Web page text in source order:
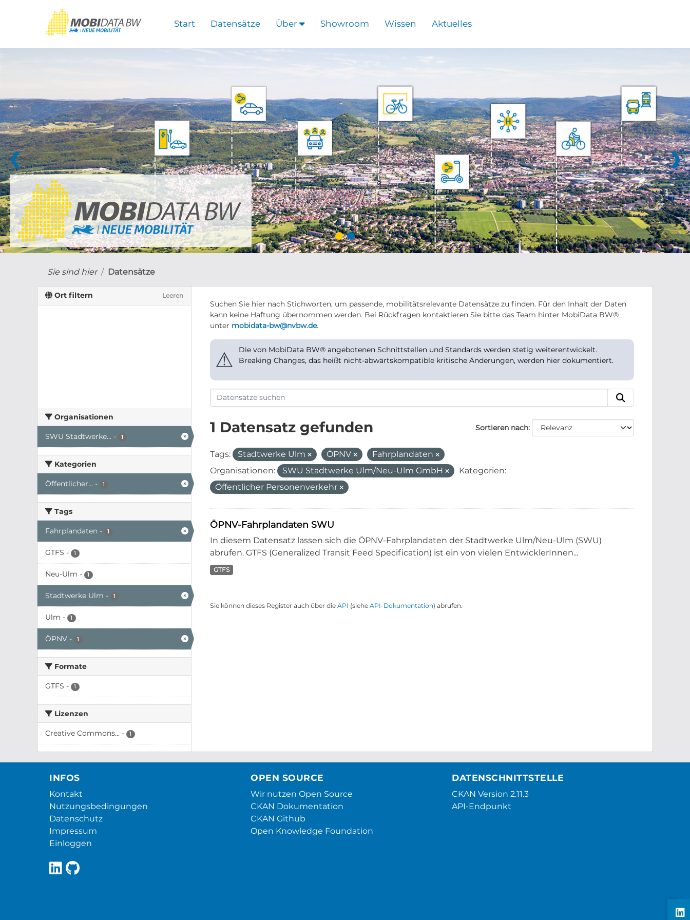
Start Datensätze Über Showroom Wissen Aktuelles
❮ ❯
Sie sind hier Datensätze
Ort filtern Leeren
Organisationen
SWU Stadtwerke... - 1
Kategorien
Öffentlicher... - 1
Tags
Fahrplandaten - 1
GTFS - 1
Neu-Ulm - 1
Stadtwerke Ulm - 1
Ulm - 1
ÖPNV - 1
Formate
GTFS - 1
Lizenzen
Creative Commons... - 1
Suchen Sie hier nach Stichworten, um passende, mobilitätsrelevante Datensätze zu finden. Für den Inhalt der Daten
kann keine Haftung übernommen werden. Bei Rückfragen kontaktieren Sie bitte das Team hinter MobiData BW®
unter mobidata-bw@nvbw.de.
⚠
Die von MobiData BW® angebotenen Schnittstellen und Standards werden stetig weiterentwickelt.
Breaking Changes, das heißt nicht-abwärtskompatible kritische Änderungen, werden hier dokumentiert.
Sortieren nach
1 Datensatz gefunden
Tags: Stadtwerke Ulm ÖPNV
Fahrplandaten
Organisationen:
SWU Stadtwerke Ulm/Neu-Ulm GmbH
Kategorien:
Öffentlicher Personenverkehr
ÖPNV-Fahrplandaten SWU
In diesem Datensatz lassen sich die ÖPNV-Fahrplandaten der Stadtwerke Ulm/Neu-Ulm (SWU)
abrufen. GTFS (Generalized Transit Feed Specification) ist ein von vielen EntwicklerInnen...
GTFS
Sie können dieses Register auch über die API (siehe API-Dokumentation) abrufen.
INFOS
Kontakt
Nutzungsbedingungen
Datenschutz
Impressum
Einloggen
OPEN SOURCE
Wir nutzen Open Source
CKAN Dokumentation
CKAN Github
Open Knowledge Foundation
DATENSCHNITTSTELLE
CKAN Version 2.11.3
API-Endpunkt